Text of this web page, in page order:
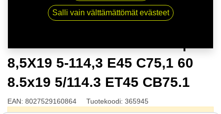
60 8.5x19 5/114.3 ET45 CB75.1
8,5X19 5-114,3 E45 C75,1 60
8.5x19 5/114.3 ET45 CB75.1
EAN: 8027529160864 Tuotekoodi: 365945
Salli vain välttämättömät evästeet